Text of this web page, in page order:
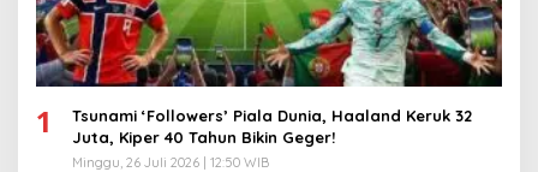
1
Tsunami ‘Followers’ Piala Dunia, Haaland Keruk 32
Juta, Kiper 40 Tahun Bikin Geger!
Minggu, 26 Juli 2026 | 12:50 WIB